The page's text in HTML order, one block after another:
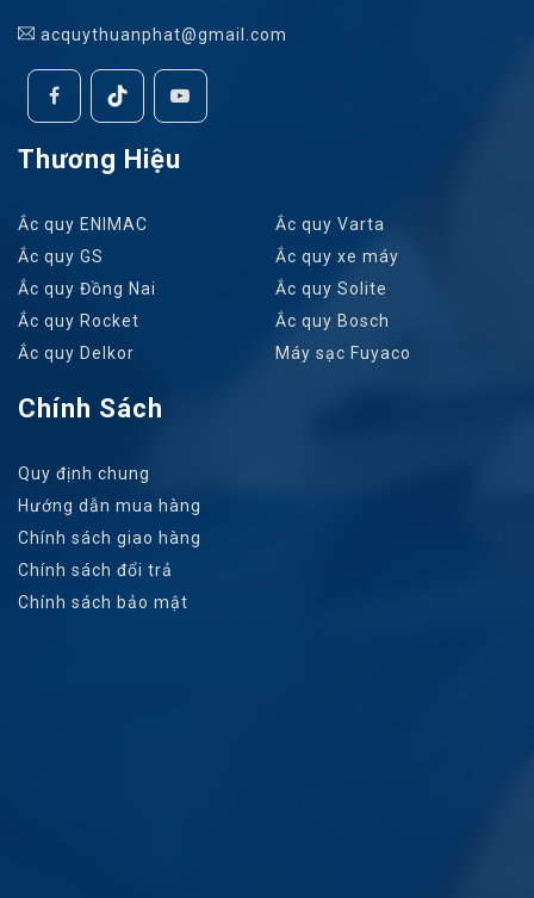
acquythuanphat@gmail.com
Thương Hiệu
Ắc quy ENIMAC
Ắc quy GS
Ắc quy Đồng Nai
Ắc quy Rocket
Ắc quy Delkor
Ắc quy Varta
Ắc quy xe máy
Ắc quy Solite
Ắc quy Bosch
Máy sạc Fuyaco
Chính Sách
Quy định chung
Hướng dẫn mua hàng
Chính sách giao hàng
Chính sách đổi trả
Chính sách bảo mật